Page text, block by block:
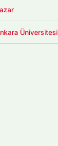
Üniversitesi